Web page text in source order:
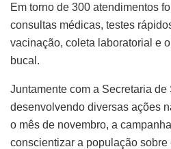
Em torno de 300 atendimentos
consultas médicas, testes
vacinação, coleta laboratorial e
bucal.
Juntamente com a Secretaria
desenvolvendo diversas ações
o mês de novembro, a
conscientizar a população sobre